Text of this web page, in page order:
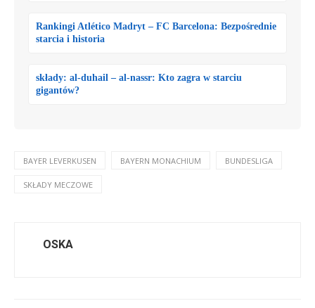
Rankingi Atlético Madryt – FC Barcelona: Bezpośrednie
starcia i historia
składy: al-duhail – al-nassr: Kto zagra w starciu
gigantów?
BAYER LEVERKUSEN BAYERN MONACHIUM BUNDESLIGA
SKŁADY MECZOWE
OSKA